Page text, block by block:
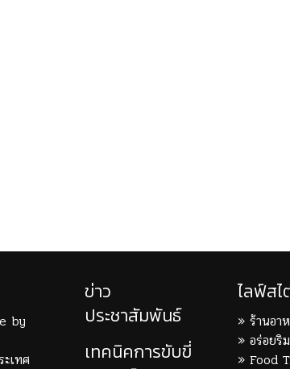
by
เทศ
ข่าว
ประชาสัมพันธ์
เทคนิคการขับขี่
ไลฟ์สไ
ร้านอา
อร่อยริ
Food